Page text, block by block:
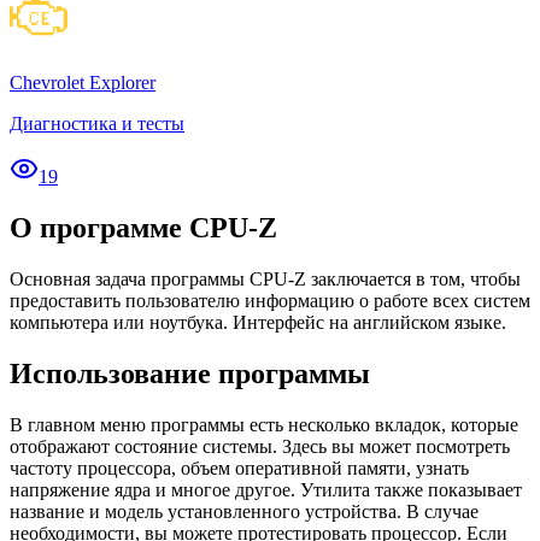
Chevrolet Explorer
Диагностика и тесты
19
О программе CPU-Z
Основная задача программы CPU-Z заключается в том, чтобы
предоставить пользователю информацию о работе всех систем
компьютера или ноутбука. Интерфейс на английском языке.
Использование программы
В главном меню программы есть несколько вкладок, которые
отображают состояние системы. Здесь вы может посмотреть
частоту процессора, объем оперативной памяти, узнать
напряжение ядра и многое другое. Утилита также показывает
название и модель установленного устройства. В случае
необходимости, вы можете протестировать процессор. Если